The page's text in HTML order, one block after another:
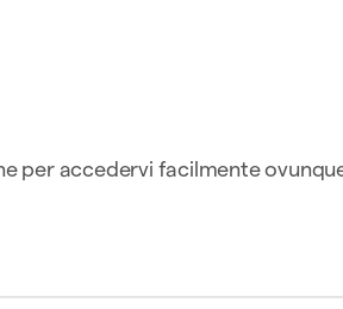
per accedervi facilmente